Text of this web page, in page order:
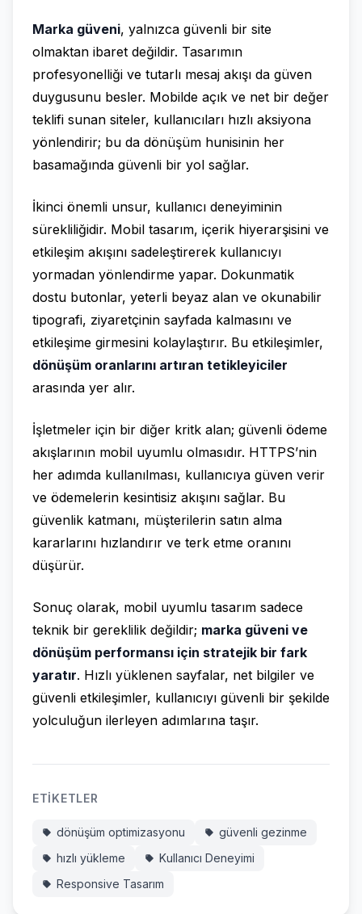
Marka güveni, yalnızca güvenli bir site
olmaktan ibaret değildir. Tasarımın
profesyonelliği ve tutarlı mesaj akışı da güven
duygusunu besler. Mobilde açık ve net bir değer
teklifi sunan siteler, kullanıcıları hızlı aksiyona
yönlendirir; bu da dönüşüm hunisinin her
basamağında güvenli bir yol sağlar.
İkinci önemli unsur, kullanıcı deneyiminin
sürekliliğidir. Mobil tasarım, içerik hiyerarşisini ve
etkileşim akışını sadeleştirerek kullanıcıyı
yormadan yönlendirme yapar. Dokunmatik
dostu butonlar, yeterli beyaz alan ve okunabilir
tipografi, ziyaretçinin sayfada kalmasını ve
etkileşime girmesini kolaylaştırır. Bu etkileşimler,
dönüşüm oranlarını artıran tetikleyiciler
arasında yer alır.
İşletmeler için bir diğer kritk alan; güvenli ödeme
akışlarının mobil uyumlu olmasıdır. HTTPS’nin
her adımda kullanılması, kullanıcıya güven verir
ve ödemelerin kesintisiz akışını sağlar. Bu
güvenlik katmanı, müşterilerin satın alma
kararlarını hızlandırır ve terk etme oranını
düşürür.
Sonuç olarak, mobil uyumlu tasarım sadece
teknik bir gereklilik değildir; marka güveni ve
dönüşüm performansı için stratejik bir fark
yaratır. Hızlı yüklenen sayfalar, net bilgiler ve
güvenli etkileşimler, kullanıcıyı güvenli bir şekilde
yolculuğun ilerleyen adımlarına taşır.
ETIKETLER
dönüşüm optimizasyonu
güvenli gezinme
hızlı yükleme
Kullanıcı Deneyimi
Responsive Tasarım